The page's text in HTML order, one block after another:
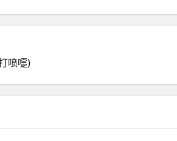
喷嚏)